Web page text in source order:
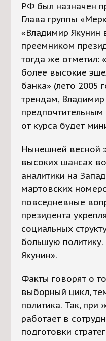
РФ был назначен
Глава группы
«Владимир Якунин
преемником
тогда же отметил:
более высокие
банка» (лето 2005
трендам,
от курса будет
Нынешней весной
высоких шансах
аналитики на
мартовских
повседневные
президента
социальных
большую
Якунин».
Факты говорят о
выборный цикл,
политика. Так,
работает в
подготовки